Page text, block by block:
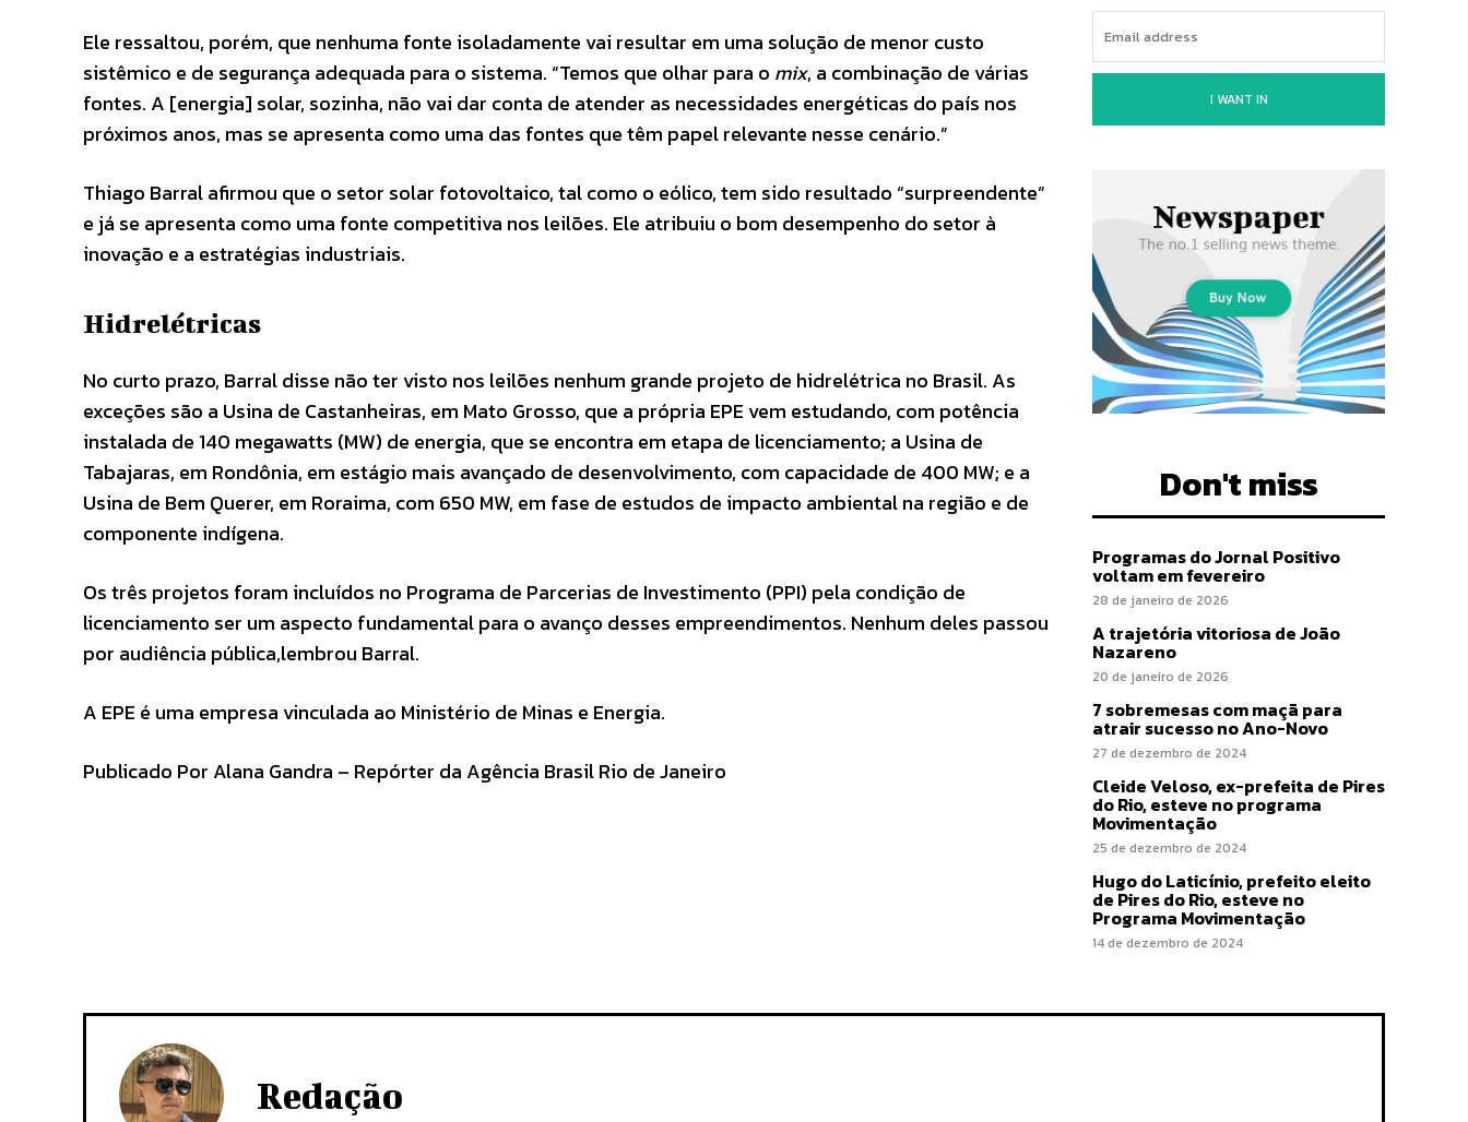
Ele ressaltou, porém, que nenhuma fonte isoladamente vai resultar em uma solução de menor custo
sistêmico e de segurança adequada para o sistema. “Temos que olhar para o mix, a combinação de várias
fontes. A [energia] solar, sozinha, não vai dar conta de atender as necessidades energéticas do país nos
próximos anos, mas se apresenta como uma das fontes que têm papel relevante nesse cenário.”
Thiago Barral afirmou que o setor solar fotovoltaico, tal como o eólico, tem sido resultado “surpreendente”
e já se apresenta como uma fonte competitiva nos leilões. Ele atribuiu o bom desempenho do setor à
inovação e a estratégias industriais.
Hidrelétricas
No curto prazo, Barral disse não ter visto nos leilões nenhum grande projeto de hidrelétrica no Brasil. As
exceções são a Usina de Castanheiras, em Mato Grosso, que a própria EPE vem estudando, com potência
instalada de 140 megawatts (MW) de energia, que se encontra em etapa de licenciamento; a Usina de
Tabajaras, em Rondônia, em estágio mais avançado de desenvolvimento, com capacidade de 400 MW; e a
Usina de Bem Querer, em Roraima, com 650 MW, em fase de estudos de impacto ambiental na região e de
componente indígena.
Os três projetos foram incluídos no Programa de Parcerias de Investimento (PPI) pela condição de
licenciamento ser um aspecto fundamental para o avanço desses empreendimentos. Nenhum deles passou
por audiência pública,lembrou Barral.
A EPE é uma empresa vinculada ao Ministério de Minas e Energia.
Publicado Por Alana Gandra – Repórter da Agência Brasil Rio de Janeiro
I WANT IN
Don't miss
Programas do Jornal Positivo
voltam em fevereiro
28 de janeiro de 2026
A trajetória vitoriosa de João
Nazareno
20 de janeiro de 2026
7 sobremesas com maçã para
atrair sucesso no Ano-Novo
27 de dezembro de 2024
Cleide Veloso, ex-prefeita de Pires
do Rio, esteve no programa
Movimentação
25 de dezembro de 2024
Hugo do Laticínio, prefeito eleito
de Pires do Rio, esteve no
Programa Movimentação
14 de dezembro de 2024
Redação